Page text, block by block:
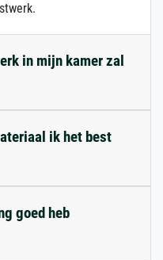
in mijn kamer zal
ik het best
goed heb